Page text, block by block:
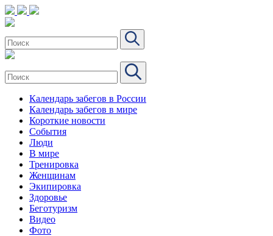
Календарь забегов в России
Календарь забегов в мире
Короткие новости
События
Люди
В мире
Тренировка
Женщинам
Экипировка
Здоровье
Беготуризм
Видео
Фото